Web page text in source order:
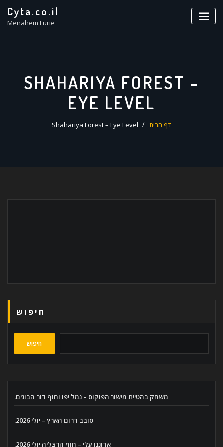
Cyta.co.il
Menahem Lurie
SHAHARIYA FOREST –
EYE LEVEL
דף הבית Shahariya Forest – Eye Level
חיפוש
חיפוש
משחק בהטיית מישור הפוקוס – נמל יפו וחוף דור הבונים.
סובב דרום הארץ – יולי 2026.
אדוננו עלי – חוף הרצליה יולי 2026.